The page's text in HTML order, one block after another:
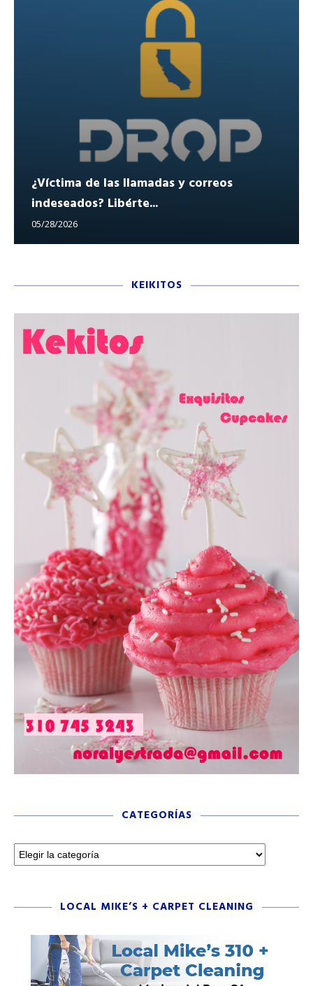
¿Víctima de las llamadas y correos
indeseados? Libérte...
05/28/2026
KEIKITOS
CATEGORÍAS
LOCAL MIKE’S + CARPET CLEANING